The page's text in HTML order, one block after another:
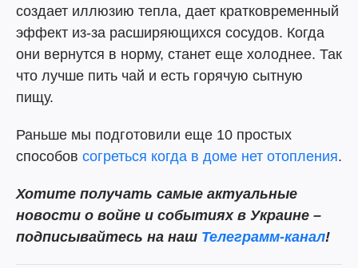
создает иллюзию тепла, дает кратковременный
эффект из-за расширяющихся сосудов. Когда
они вернутся в норму, станет еще холоднее. Так
что лучше пить чай и есть горячую сытную
пищу.
Раньше мы подготовили еще 10 простых
способов согреться когда в доме нет отопления.
Хотите получать самые актуальные
новости о войне и событиях в Украине –
подписывайтесь на наш Телеграмм-канал!